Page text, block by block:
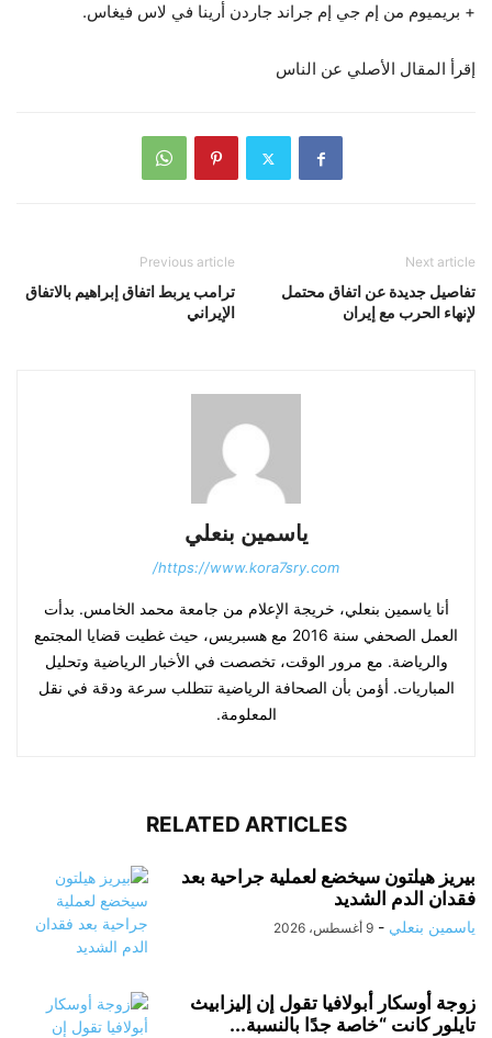
+ بريميوم من إم جي إم جراند جاردن أرينا في لاس فيغاس.
إقرأ المقال الأصلي عن الناس
Previous article
ترامب يربط اتفاق إبراهيم بالاتفاق
الإيراني
Next article
تفاصيل جديدة عن اتفاق محتمل
لإنهاء الحرب مع إيران
ياسمين بنعلي
https://www.kora7sry.com/
أنا ياسمين بنعلي، خريجة الإعلام من جامعة محمد الخامس. بدأت
العمل الصحفي سنة 2016 مع هسبريس، حيث غطيت قضايا المجتمع
والرياضة. مع مرور الوقت، تخصصت في الأخبار الرياضية وتحليل
المباريات. أؤمن بأن الصحافة الرياضية تتطلب سرعة ودقة في نقل
المعلومة.
RELATED ARTICLES
بيريز هيلتون سيخضع لعملية جراحية بعد
فقدان الدم الشديد
ياسمين بنعلي - 9 أغسطس، 2026
زوجة أوسكار أبولافيا تقول إن إليزابيث
تايلور كانت “خاصة جدًا بالنسبة...